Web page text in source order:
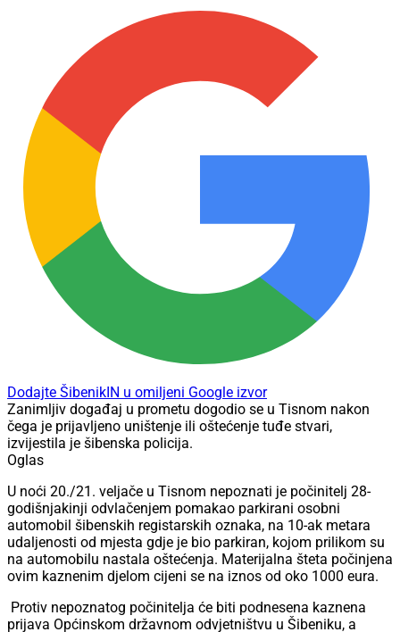
Dodajte ŠibenikIN u omiljeni Google izvor
Zanimljiv događaj u prometu dogodio se u Tisnom nakon
čega je prijavljeno uništenje ili oštećenje tuđe stvari,
izvijestila je šibenska policija.
Oglas
U noći 20./21. veljače u Tisnom nepoznati je počinitelj 28-
godišnjakinji odvlačenjem pomakao parkirani osobni
automobil šibenskih registarskih oznaka, na 10-ak metara
udaljenosti od mjesta gdje je bio parkiran, kojom prilikom su
na automobilu nastala oštećenja. Materijalna šteta počinjena
ovim kaznenim djelom cijeni se na iznos od oko 1000 eura.
Protiv nepoznatog počinitelja će biti podnesena kaznena
prijava Općinskom državnom odvjetništvu u Šibeniku, a